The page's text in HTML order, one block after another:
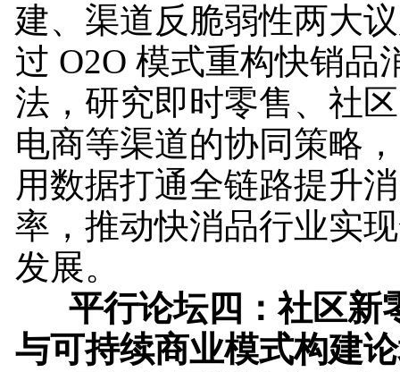
建、渠道反脆弱性两大
过 O2O 模式重构快销品
法，研究即时零售、社
电商等渠道的协同策略
用数据打通全链路提升
率，推动快消品行业实
发展。
平行论坛四：社区新
与可持续商业模式构建